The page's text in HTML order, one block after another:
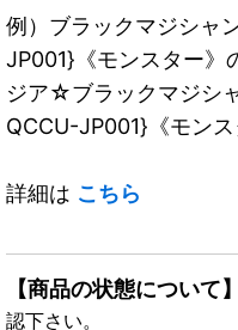
例）ブラックマジシャ
JP001}《モンスター
ジア☆ブラックマジシ
QCCU-JP001}《モンス
詳細は こちら
【商品の状態について】
認下さい。